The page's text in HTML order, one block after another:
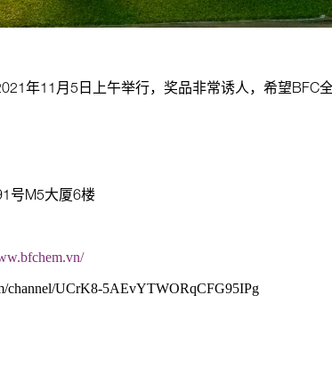
年11月5日上午举行，奖品非常诱人，希望BFC
号M5大厦6楼
channel/UCrK8-5AEvYTWORqCFG95IPg